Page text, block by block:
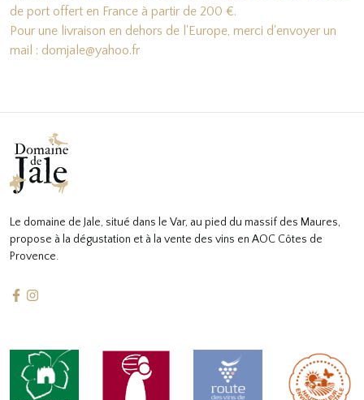
de port offert en France à partir de 200 €.
Pour une livraison en dehors de l'Europe, merci d'envoyer un
mail : domjale@yahoo.fr
Le domaine de Jale, situé dans le Var, au pied du massif des Maures,
propose à la dégustation et à la vente des vins en AOC Côtes de
Provence.